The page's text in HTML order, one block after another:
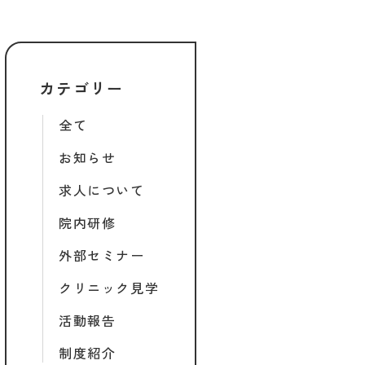
カテゴリー
全て
お知らせ
求人について
院内研修
外部セミナー
クリニック見学
活動報告
制度紹介